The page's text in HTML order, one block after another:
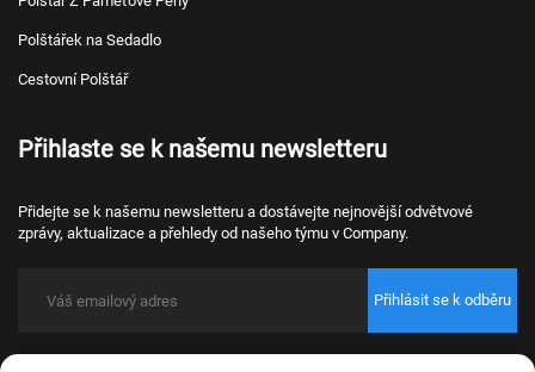
Polštářek na Sedadlo
Cestovní Polštář
Přihlaste se k našemu newsletteru
Přidejte se k našemu newsletteru a dostávejte nejnovější odvětvové
zprávy, aktualizace a přehledy od našeho týmu v Company.
Přihlásit se k odběru